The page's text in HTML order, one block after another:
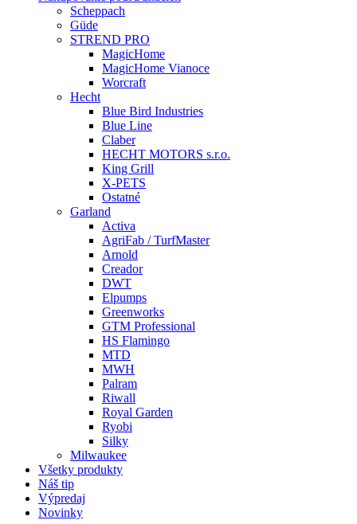
Scheppach
Güde
STREND PRO
MagicHome
MagicHome Vianoce
Worcraft
Hecht
Blue Bird Industries
Blue Line
Claber
HECHT MOTORS s.r.o.
King Grill
X-PETS
Ostatné
Garland
Activa
AgriFab / TurfMaster
Arnold
Creador
DWT
Elpumps
Greenworks
GTM Professional
HS Flamingo
MTD
MWH
Palram
Riwall
Royal Garden
Ryobi
Silky
Milwaukee
Všetky produkty
Náš tip
Výpredaj
Novinky